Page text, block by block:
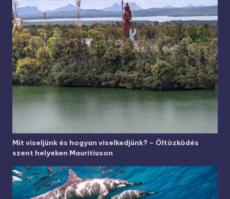
Mit viseljünk és hogyan viselkedjünk? – Öltözködés
szent helyeken Mauritiuson